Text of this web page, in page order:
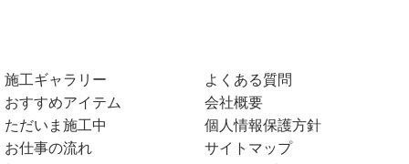
施工ギャラリー
おすすめアイテム
ただいま施工中
お仕事の流れ
よくある質問
会社概要
個人情報保護方針
サイトマップ